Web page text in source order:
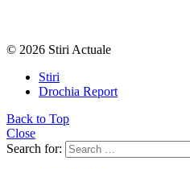
© 2026 Stiri Actuale
Stiri
Drochia Report
Back to Top
Close
Search for: